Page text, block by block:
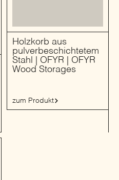
Holzkorb aus
pulverbeschichtetem
Stahl | OFYR | OFYR
Wood Storages
zum Produkt